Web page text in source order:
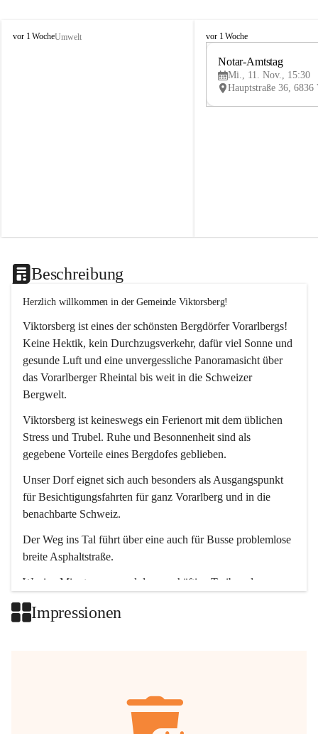
V
vor 1 WocheUmwelt
V
vor 1 Woche
Notar-Amtstag
Mi., 11. Nov., 15:30
Beschreibung
Herzlich willkommen in der Gemeinde Viktorsberg!
Viktorsberg ist eines der schönsten Bergdörfer Vorarlbergs!
Keine Hektik, kein Durchzugsverkehr, dafür viel Sonne und
gesunde Luft und eine unvergessliche Panoramasicht über
das Vorarlberger Rheintal bis weit in die Schweizer
Bergwelt.
Viktorsberg ist keineswegs ein Ferienort mit dem üblichen
Stress und Trubel. Ruhe und Besonnenheit sind als
gegebene Vorteile eines Bergdofes geblieben.
Unser Dorf eignet sich auch besonders als Ausgangspunkt
für Besichtigungsfahrten für ganz Vorarlberg und in die
benachbarte Schweiz.
Der Weg ins Tal führt über eine auch für Busse problemlose
breite Asphaltstraße.
Wenige Minuten nur, und das geschäftige Treiben der
Impressionen